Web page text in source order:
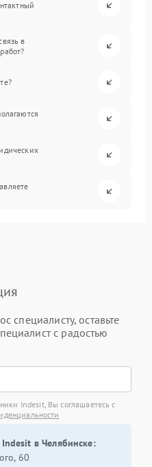
в
специалисту, оставьте
с радостью
Indesit, Вы соглашаетесь с
в Челябинске:
60